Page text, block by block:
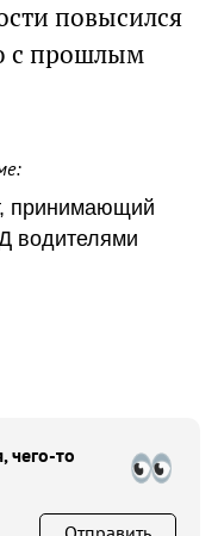
повысился
с прошлым
принимающий
водителями
чего-то